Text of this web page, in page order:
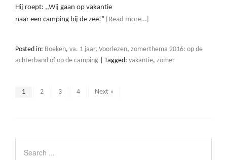
Hij roept: ,,Wij gaan op vakantie
naar een camping bij de zee!” [Read more…]
Posted in: Boeken, va. 1 jaar, Voorlezen, zomerthema 2016: op de
achterband of op de camping
Tagged: vakantie, zomer
1 2 3 4 Next »